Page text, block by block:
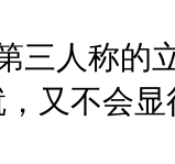
人称的立
，又不会